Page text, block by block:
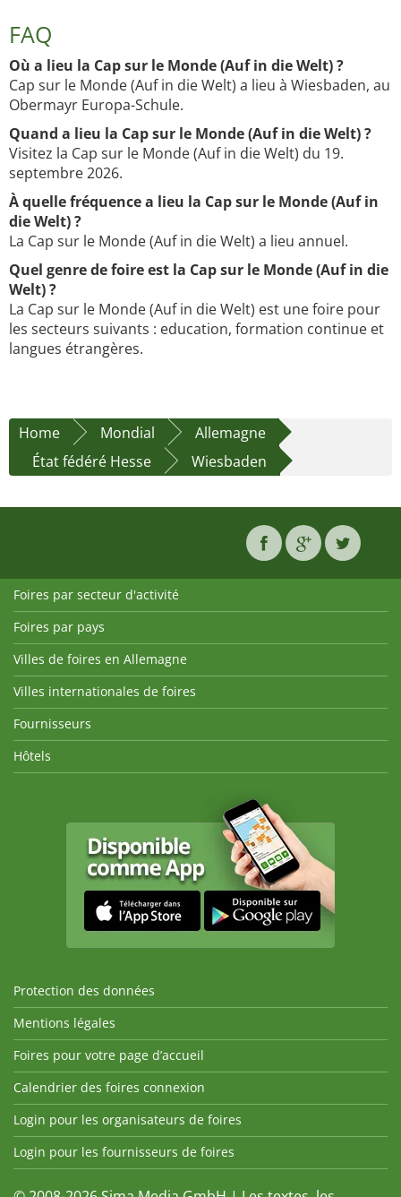
FAQ
Où a lieu la Cap sur le Monde (Auf in die Welt) ?
Cap sur le Monde (Auf in die Welt) a lieu à Wiesbaden, au
Obermayr Europa-Schule.
Quand a lieu la Cap sur le Monde (Auf in die Welt) ?
Visitez la Cap sur le Monde (Auf in die Welt) du 19.
septembre 2026.
À quelle fréquence a lieu la Cap sur le Monde (Auf in
die Welt) ?
La Cap sur le Monde (Auf in die Welt) a lieu annuel.
Quel genre de foire est la Cap sur le Monde (Auf in die
Welt) ?
La Cap sur le Monde (Auf in die Welt) est une foire pour
les secteurs suivants : education, formation continue et
langues étrangères.
Home Mondial
Allemagne
État fédéré Hesse
Wiesbaden
Foires par secteur d'activité
Foires par pays
Villes de foires en Allemagne
Villes internationales de foires
Fournisseurs
Hôtels
Protection des données
Mentions légales
Foires pour votre page d’accueil
Calendrier des foires connexion
Login pour les organisateurs de foires
Login pour les fournisseurs de foires